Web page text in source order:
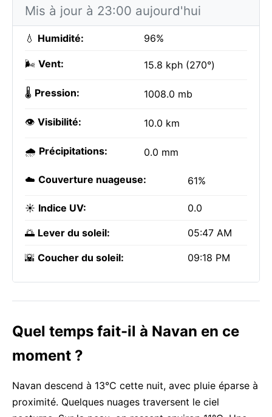
Mis à jour à 23:00 aujourd'hui
💧 Humidité: 96%
🌬️ Vent: 15.8 kph (270°)
🌡️ Pression: 1008.0 mb
👁️ Visibilité: 10.0 km
🌧️ Précipitations: 0.0 mm
☁️ Couverture nuageuse: 61%
☀️ Indice UV: 0.0
🌅 Lever du soleil: 05:47 AM
🌇 Coucher du soleil: 09:18 PM
Quel temps fait-il à Navan en ce
moment ?
Navan descend à 13°C cette nuit, avec pluie éparse à
proximité. Quelques nuages traversent le ciel